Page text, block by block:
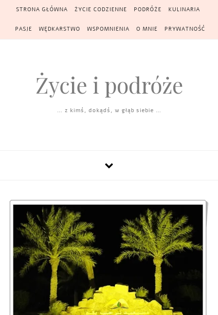
Skip to content
STRONA GŁÓWNA ŻYCIE CODZIENNE PODRÓŻE KULINARIA
PASJE WĘDKARSTWO WSPOMNIENIA O MNIE PRYWATNOŚĆ
Życie i podróże
… z kimś, dokądś, w głąb siebie …